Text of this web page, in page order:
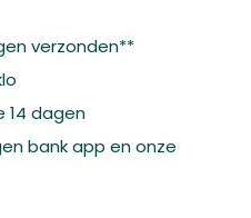
verzonden**
14 dagen
bank app en onze